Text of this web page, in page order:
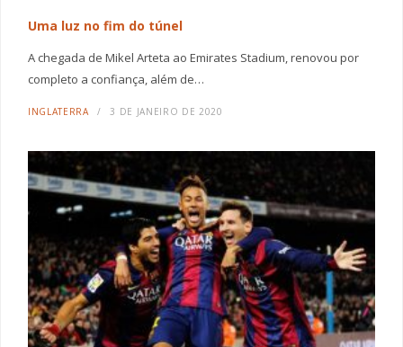
Uma luz no fim do túnel
A chegada de Mikel Arteta ao Emirates Stadium, renovou por
completo a confiança, além de…
INGLATERRA 3 DE JANEIRO DE 2020